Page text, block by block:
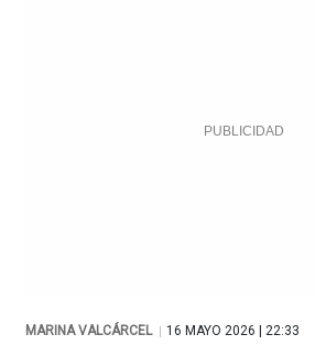
MARINA VALCÁRCEL | 16 MAYO 2026 | 22:33